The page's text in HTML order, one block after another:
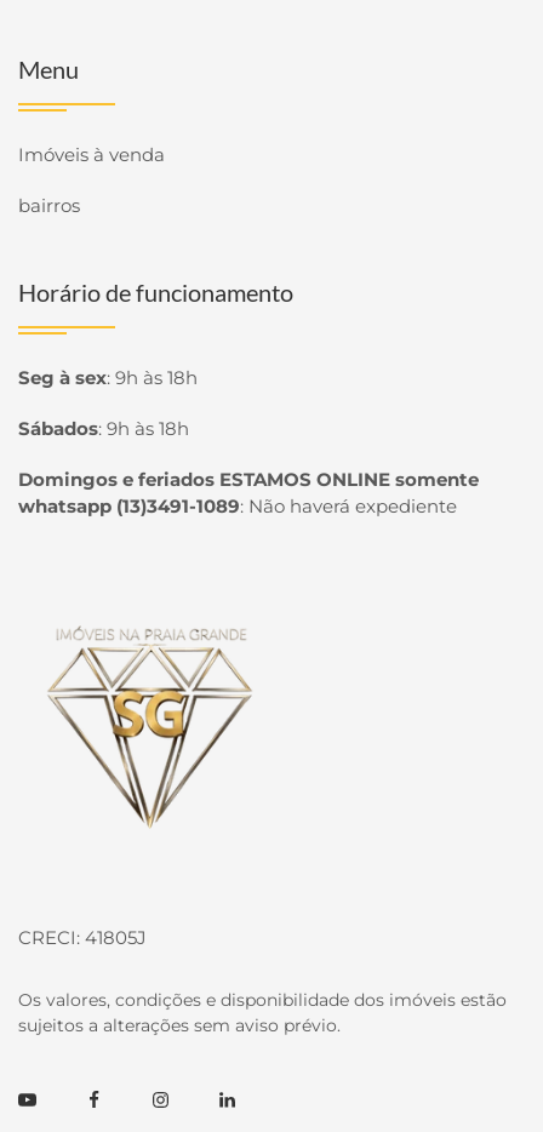
Menu
Imóveis à venda
bairros
Horário de funcionamento
Seg à sex: 9h às 18h
Sábados: 9h às 18h
Domingos e feriados ESTAMOS ONLINE somente
whatsapp (13)3491-1089: Não haverá expediente
CRECI: 41805J
Os valores, condições e disponibilidade dos imóveis estão
sujeitos a alterações sem aviso prévio.
YoutubeFacebookInstagramLinkedin